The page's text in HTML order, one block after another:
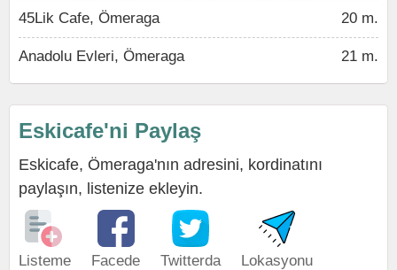
45Lik Cafe, Ömeraga 20 m.
Anadolu Evleri, Ömeraga 21 m.
Eskicafe'ni Paylaş
Eskicafe, Ömeraga'nın adresini, kordinatını
paylaşın, listenize ekleyin.
Listeme
Facede
Twitterda
Lokasyonu